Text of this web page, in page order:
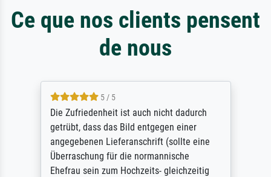
Ce que nos clients pensent
de nous
5 / 5
Die Zufriedenheit ist auch nicht dadurch
getrübt, dass das Bild entgegen einer
angegebenen Lieferanschrift (sollte eine
Überraschung für die normannische
Ehefrau sein zum Hochzeits- gleichzeitig